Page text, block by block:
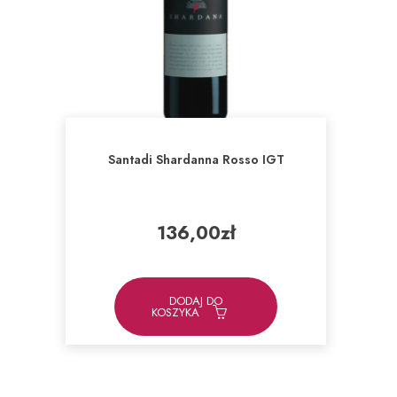
Santadi Shardanna Rosso IGT
136,00zł
DODAJ DO
KOSZYKA